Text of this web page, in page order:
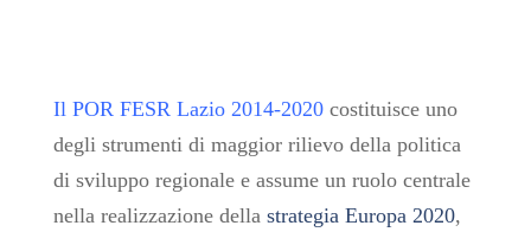
Il POR FESR Lazio 2014-2020 costituisce uno
degli strumenti di maggior rilievo della politica
di sviluppo regionale e assume un ruolo centrale
nella realizzazione dellastrategia Europa 2020,